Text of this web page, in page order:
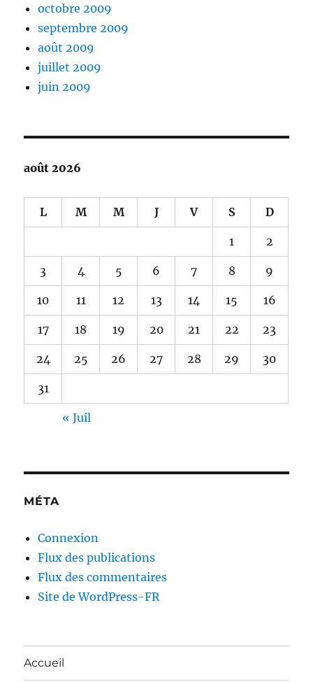
octobre 2009
septembre 2009
août 2009
juillet 2009
juin 2009
août 2026
L M M J V S D
1 2
3 4 5 6 7 8 9
10 11 12 13 14 15 16
17 18 19 20 21 22 23
24 25 26 27 28 29 30
31
« Juil
MÉTA
Connexion
Flux des publications
Flux des commentaires
Site de WordPress-FR
Accueil